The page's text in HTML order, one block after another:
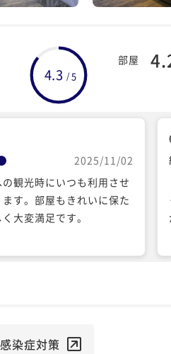
4.3 /5
部屋
2025/11/02
観光時にいつも利用させ
す。部屋もきれいに保た
大変満足です。
染症対策